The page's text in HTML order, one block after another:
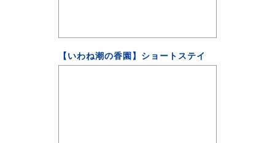
【いわね潮の香園】ショートステイ